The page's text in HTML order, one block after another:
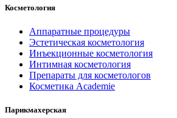
Косметология
Аппаратные процедуры
Эстетическая косметология
Инъекционные косметология
Интимная косметология
Препараты для косметологов
Косметика Academie
Парикмахерская